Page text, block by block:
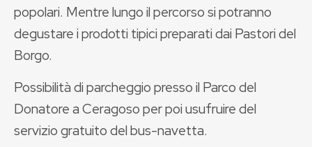
popolari. Mentre lungo il percorso si potranno
degustare i prodotti tipici preparati dai Pastori del
Borgo.
Possibilità di parcheggio presso il Parco del
Donatore a Ceragoso per poi usufruire del
servizio gratuito del bus-navetta.